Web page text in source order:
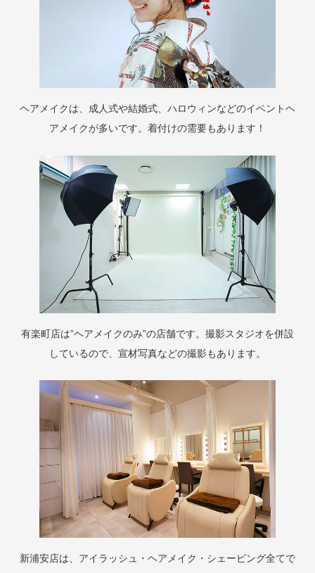
ヘアメイクは、成人式や結婚式、ハロウィンなどのイベントヘ
アメイクが多いです。着付けの需要もあります！
有楽町店は”ヘアメイクのみ”の店舗です。撮影スタジオを併設
しているので、宣材写真などの撮影もあります。
新浦安店は、アイラッシュ・ヘアメイク・シェービング全てで